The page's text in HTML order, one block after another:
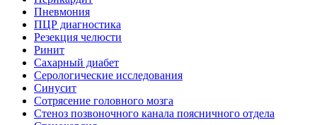
Пневмония
ПЦР диагностика
Резекция челюсти
Ринит
Сахарный диабет
Серологические исследования
Синусит
Сотрясение головного мозга
Стеноз позвоночного канала поясничного отдела